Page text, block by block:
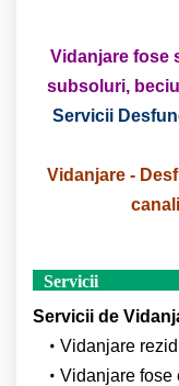
Vidanjare fose
subsoluri,
Servicii
Vidanjare -
Servicii
Servicii de
Vidanjare
Vidanjare fose